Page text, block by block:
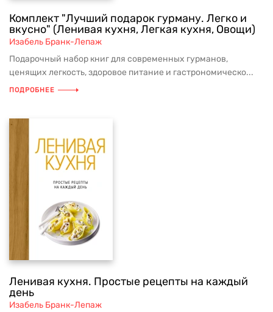
Комплект "Лучший подарок гурману. Легко и
вкусно" (Ленивая кухня, Легкая кухня, Овощи)
Изабель Бранк-Лепаж
Подарочный набор книг для современных гурманов,
ценящих легкость, здоровое питание и гастрономическо...
ПОДРОБНЕЕ
Ленивая кухня. Простые рецепты на каждый
день
Изабель Бранк-Лепаж